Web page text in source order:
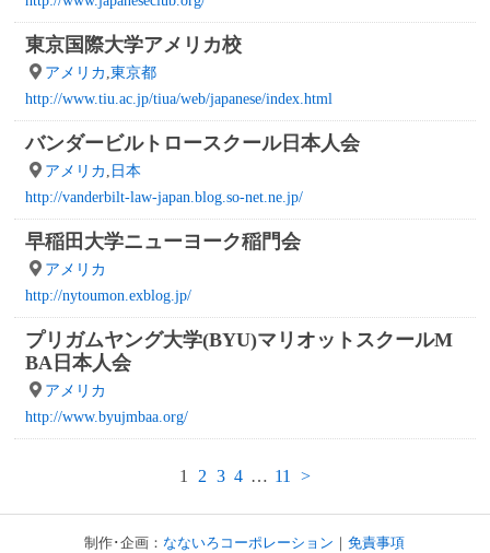
東京国際大学アメリカ校
アメリカ ,東京都
http://www.tiu.ac.jp/tiua/web/japanese/index.html
バンダービルトロースクール日本人会
アメリカ 日本
http://vanderbilt-law-japan.blog.so-net.ne.jp/
早稲田大学ニューヨーク稲門会
アメリカ
http://nytoumon.exblog.jp/
プリガムヤング大学(BYU)マリオットスクールM
BA日本人会
アメリカ
http://www.byujmbaa.org/
1 2 3 4 … 11 >
制作･企画：なないろコーポレーション ｜免責事項